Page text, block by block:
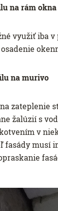
na rám okna
využiť iba
na murivo
zateplenie
žalúzií s
v
fasády musí